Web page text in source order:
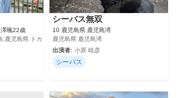
颯22歳
,鹿児島県 トカ
シーバス無双
10 鹿児島県 鹿児島湾
鹿児島県 鹿児島湾
出演者: 小原 暁彦
シーバス